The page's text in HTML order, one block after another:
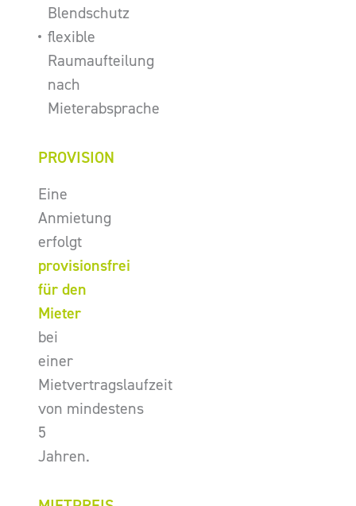
Blendschutz
flexible
Raumaufteilung
nach
Mieterabsprache
PROVISION
Eine
Anmietung
erfolgt
provisionsfrei
für den
Mieter
bei
einer
Mietvertragslaufzeit
von mindestens
5
Jahren.